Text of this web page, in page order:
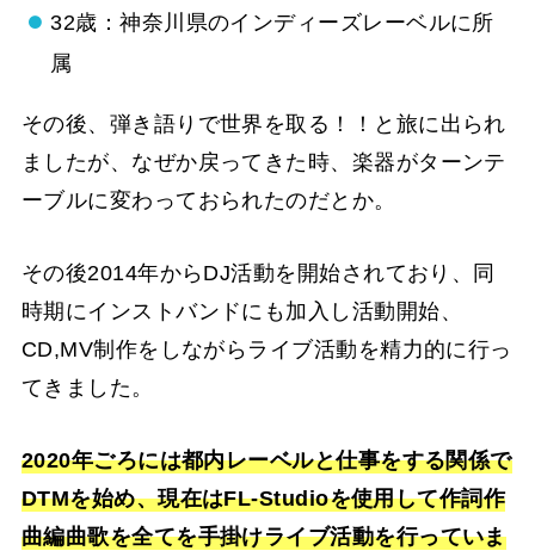
32歳：神奈川県のインディーズレーベルに所
属
その後、弾き語りで世界を取る！！と旅に出られ
ましたが、なぜか戻ってきた時、楽器がターンテ
ーブルに変わっておられたのだとか。
その後2014年からDJ活動を開始されており、同
時期にインストバンドにも加入し活動開始、
CD,MV制作をしながらライブ活動を精力的に行っ
てきました。
2020年ごろには都内レーベルと仕事をする関係で
DTMを始め、現在はFL-Studioを使用して作詞作
曲編曲歌を全てを手掛けライブ活動を行っていま